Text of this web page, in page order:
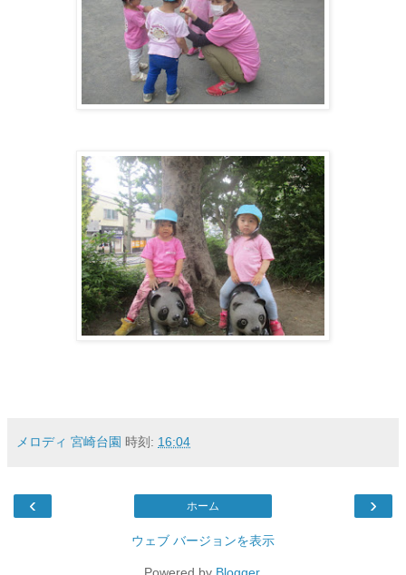
メロディ 宮崎台園 時刻: 16:04
‹ ›
ホーム
ウェブ バージョンを表示